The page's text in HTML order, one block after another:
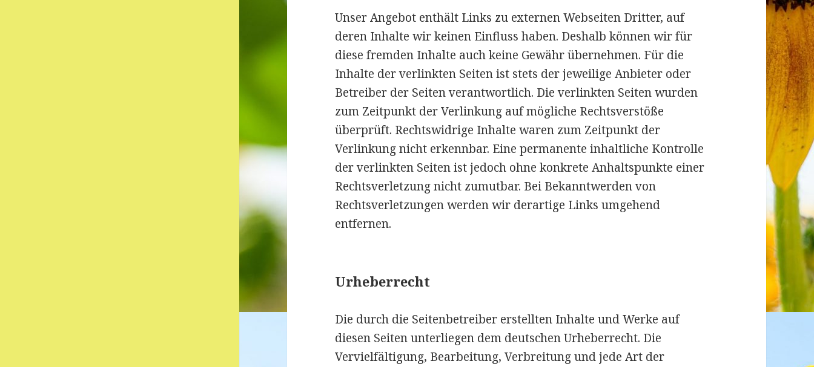
Unser Angebot enthält Links zu externen Webseiten Dritter, auf
deren Inhalte wir keinen Einfluss haben. Deshalb können wir für
diese fremden Inhalte auch keine Gewähr übernehmen. Für die
Inhalte der verlinkten Seiten ist stets der jeweilige Anbieter oder
Betreiber der Seiten verantwortlich. Die verlinkten Seiten wurden
zum Zeitpunkt der Verlinkung auf mögliche Rechtsverstöße
überprüft. Rechtswidrige Inhalte waren zum Zeitpunkt der
Verlinkung nicht erkennbar. Eine permanente inhaltliche Kontrolle
der verlinkten Seiten ist jedoch ohne konkrete Anhaltspunkte einer
Rechtsverletzung nicht zumutbar. Bei Bekanntwerden von
Rechtsverletzungen werden wir derartige Links umgehend
entfernen.
Urheberrecht
Die durch die Seitenbetreiber erstellten Inhalte und Werke auf
diesen Seiten unterliegen dem deutschen Urheberrecht. Die
Vervielfältigung, Bearbeitung, Verbreitung und jede Art der